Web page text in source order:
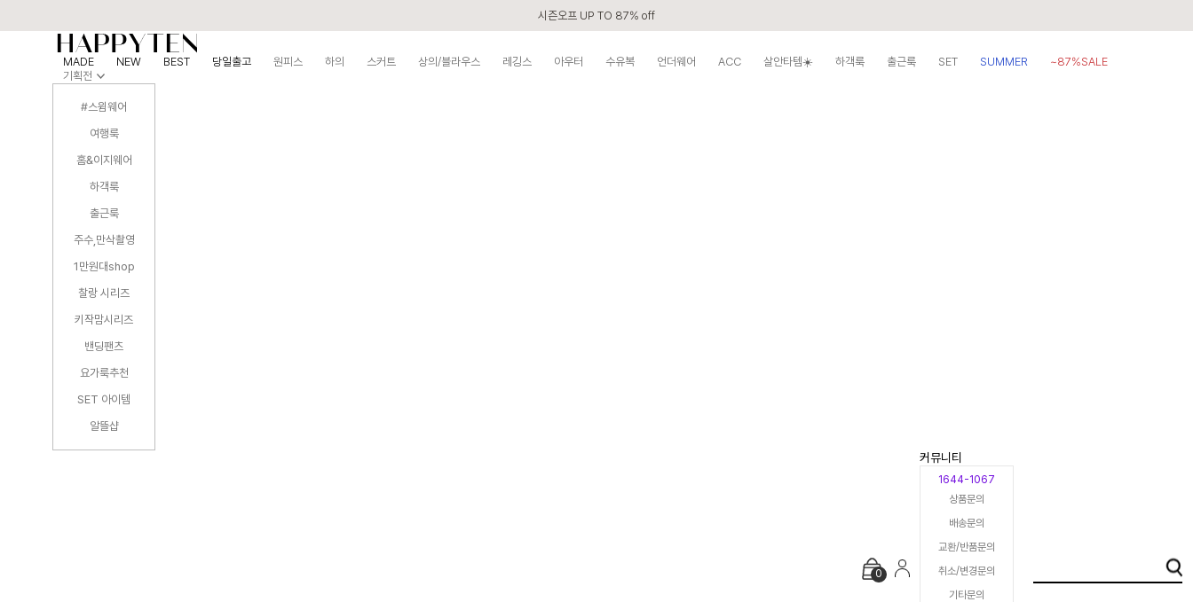
시즌오프 UP TO 87% off
MADE NEW BEST 당일출고 원피스 하의 스커트 상의/블라우스 레깅스 아우터 수유복 언더웨어 ACC 살안타템☀️ 하객룩 출근룩 SET SUMMER
~87%SALE
기획전
#스윔웨어
여행룩
홈&이지웨어
하객룩
출근룩
주수,만삭촬영
1만원대shop
찰랑 시리즈
키작맘시리즈
밴딩팬츠
요가룩추천
SET 아이템
알뜰샵
0
커뮤니티
1644-1067
상품문의
배송문의
교환/반품문의
취소/변경문의
기타문의